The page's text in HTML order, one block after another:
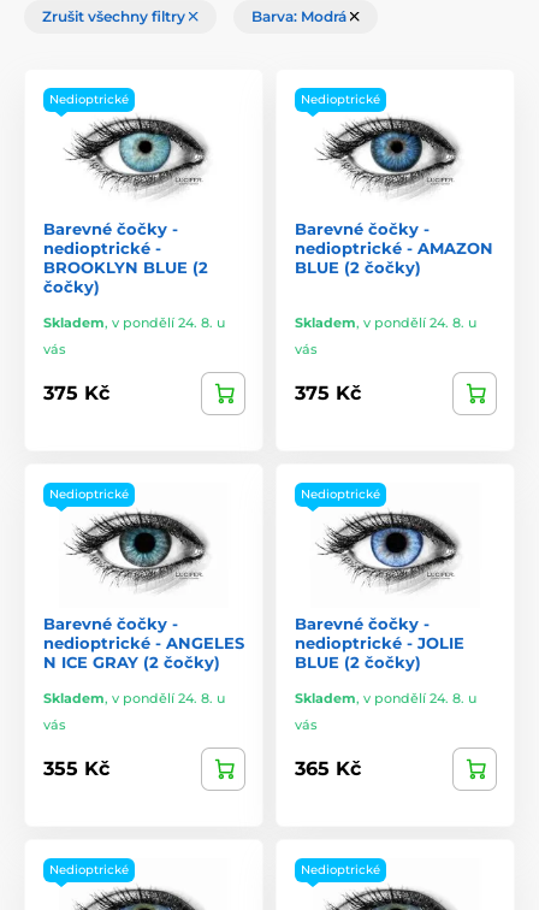
Zrušit všechny filtry Barva: Modrá
Nedioptrické
Barevné čočky -
nedioptrické -
BROOKLYN BLUE (2
čočky)
Skladem, v pondělí 24. 8. u
vás
375 Kč
Nedioptrické
Barevné čočky -
nedioptrické - AMAZON
BLUE (2 čočky)
Skladem, v pondělí 24. 8. u
vás
375 Kč
Nedioptrické
Barevné čočky -
nedioptrické - ANGELES
N ICE GRAY (2 čočky)
Skladem, v pondělí 24. 8. u
vás
355 Kč
Nedioptrické
Barevné čočky -
nedioptrické - JOLIE
BLUE (2 čočky)
Skladem, v pondělí 24. 8. u
vás
365 Kč
Nedioptrické Nedioptrické